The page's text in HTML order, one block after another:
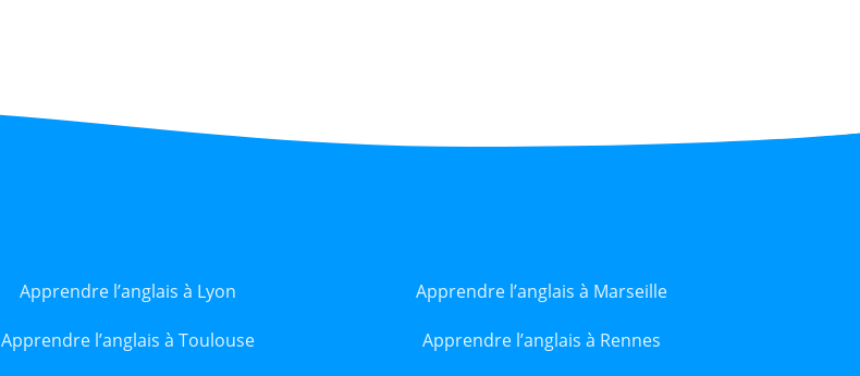
Apprendre l’anglais à Lyon Apprendre l’anglais à Marseille
Apprendre l’anglais à Toulouse Apprendre l’anglais à Rennes